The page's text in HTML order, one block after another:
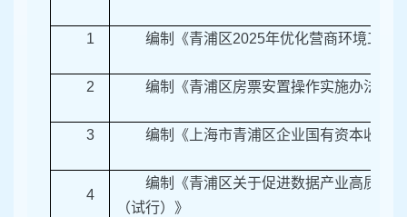
1 编制《青浦区2025年优化营商环境工作
2 编制《青浦区房票安置操作实施办法（
3 编制《上海市青浦区企业国有资本收益
4
编制《青浦区关于促进数据产业高质量
（试行）》